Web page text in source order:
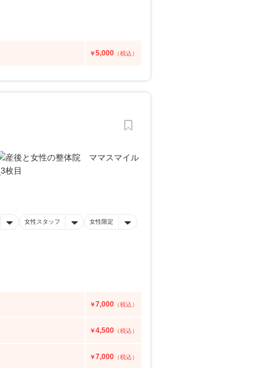
￥5,000 （税込）
女性スタッフ 女性限定
￥7,000 （税込）
￥4,500 （税込）
￥7,000 （税込）